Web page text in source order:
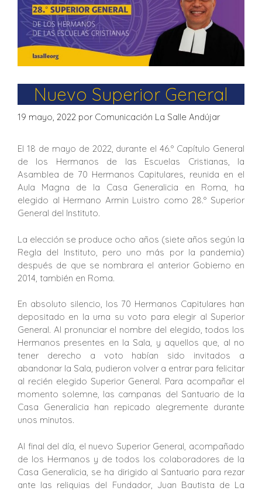
Nuevo Superior General
19 mayo, 2022 por Comunicación La Salle Andújar
El 18 de mayo de 2022, durante el 46.º Capítulo General
de los Hermanos de las Escuelas Cristianas, la
Asamblea de 70 Hermanos Capitulares, reunida en el
Aula Magna de la Casa Generalicia en Roma, ha
elegido al Hermano Armin Luistro como 28.º Superior
General del Instituto.
La elección se produce ocho años (siete años según la
Regla del Instituto, pero uno más por la pandemia)
después de que se nombrara el anterior Gobierno en
2014, también en Roma.
En absoluto silencio, los 70 Hermanos Capitulares han
depositado en la urna su voto para elegir al Superior
General. Al pronunciar el nombre del elegido, todos los
Hermanos presentes en la Sala, y aquellos que, al no
tener derecho a voto habían sido invitados a
abandonar la Sala, pudieron volver a entrar para felicitar
al recién elegido Superior General. Para acompañar el
momento solemne, las campanas del Santuario de la
Casa Generalicia han repicado alegremente durante
unos minutos.
Al final del día, el nuevo Superior General, acompañado
de los Hermanos y de todos los colaboradores de la
Casa Generalicia, se ha dirigido al Santuario para rezar
ante las reliquias del Fundador, Juan Bautista de La